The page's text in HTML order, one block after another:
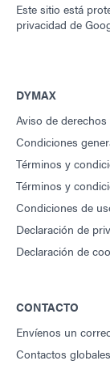
Este sitio está
privacidad de
DYMAX
Aviso de
Condiciones
Términos y
Términos y
Condiciones de
Declaración de
Declaración de
CONTACTO
Envíenos un
Contactos globales